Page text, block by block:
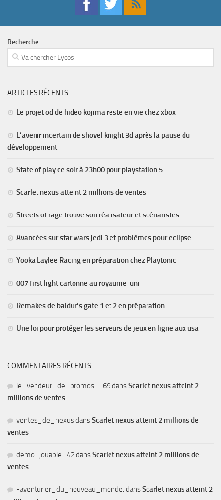
Recherche
ARTICLES RÉCENTS
Le projet od de hideo kojima reste en vie chez xbox
L’avenir incertain de shovel knight 3d après la pause du
développement
State of play ce soir à 23h00 pour playstation 5
Scarlet nexus atteint 2 millions de ventes
Streets of rage trouve son réalisateur et scénaristes
Avancées sur star wars jedi 3 et problèmes pour eclipse
Yooka Laylee Racing en préparation chez Playtonic
007 first light cartonne au royaume-uni
Remakes de baldur’s gate 1 et 2 en préparation
Une loi pour protéger les serveurs de jeux en ligne aux usa
COMMENTAIRES RÉCENTS
le_vendeur_de_promos_-69dansScarlet nexus atteint 2
millions de ventes
ventes_de_nexusdansScarlet nexus atteint 2 millions de
ventes
demo_jouable_42dansScarlet nexus atteint 2 millions de
ventes
-aventurier_du_nouveau_monde. dansScarlet nexus atteint 2